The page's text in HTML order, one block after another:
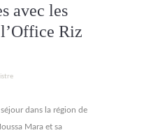
avec les
Riz
dans la région de
Mara et sa